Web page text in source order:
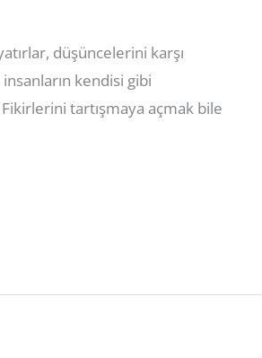
düşüncelerini karşı
kendisi gibi
tartışmaya açmak bile